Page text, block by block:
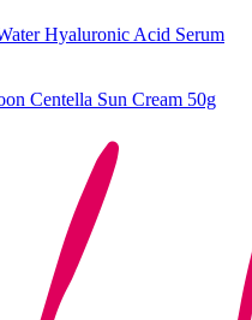
Hyaluronic Acid Serum
Centella Sun Cream 50g